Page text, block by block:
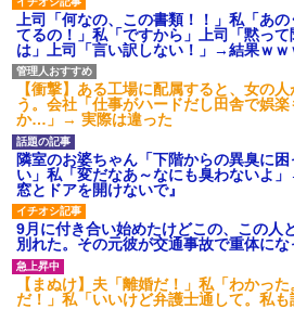
上司「何なの、この書類！！」私「あ
てるの！」私「ですから」上司「黙っ
は」上司「言い訳しない！」→結果ｗｗ
【衝撃】ある工場に配属すると、女の
う。会社「仕事がハードだし田舎で娯
か…」→ 実際は違った
隣室のお婆ちゃん「下階からの異臭に
い」私「変だなあ～なにも臭わないよ
窓とドアを開けないで』
9月に付き合い始めたけどこの、この人
別れた。その元彼が交通事故で重体に
【まぬけ】夫「離婚だ！」私「わかっ
だ！」私「いいけど弁護士通して。私も